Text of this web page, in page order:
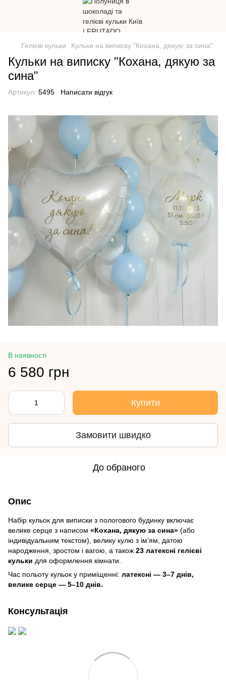
Гелієві кульки Кульки на виписку "Кохана, дякую за сина"
Кульки на виписку "Кохана, дякую за
сина"
Артикул: 5495 Написати відгук
В наявності
6 580 грн
Купити
Замовити швидко
До обраного
Опис
Набір кульок для виписки з пологового будинку включає
велике серце з написом «Кохана, дякую за сина» (або
індивідуальним текстом), велику кулю з ім’ям, датою
народження, зростом і вагою, а також 23 латексні гелієві
кульки для оформлення кімнати.
Час польоту кульок у приміщенні: латексні — 3–7 днів,
велике серце — 5–10 днів.
Консультація